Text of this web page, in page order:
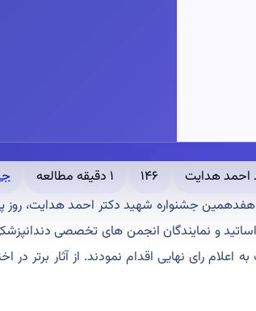
احمد هدایت ۱۴۶ ۱ دقیقه مطالعه
هفدهمین جشنواره شهید دکتر احمد هدایت،
از اساتید و نمایندگان انجمن های تخصصی
رای نهایی اقدام نمودند. از آثار برتر در